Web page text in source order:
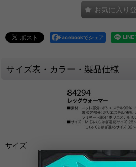
お気に入り
Facebookでシェア
サイズ表・カラー・製品仕様
サイズ